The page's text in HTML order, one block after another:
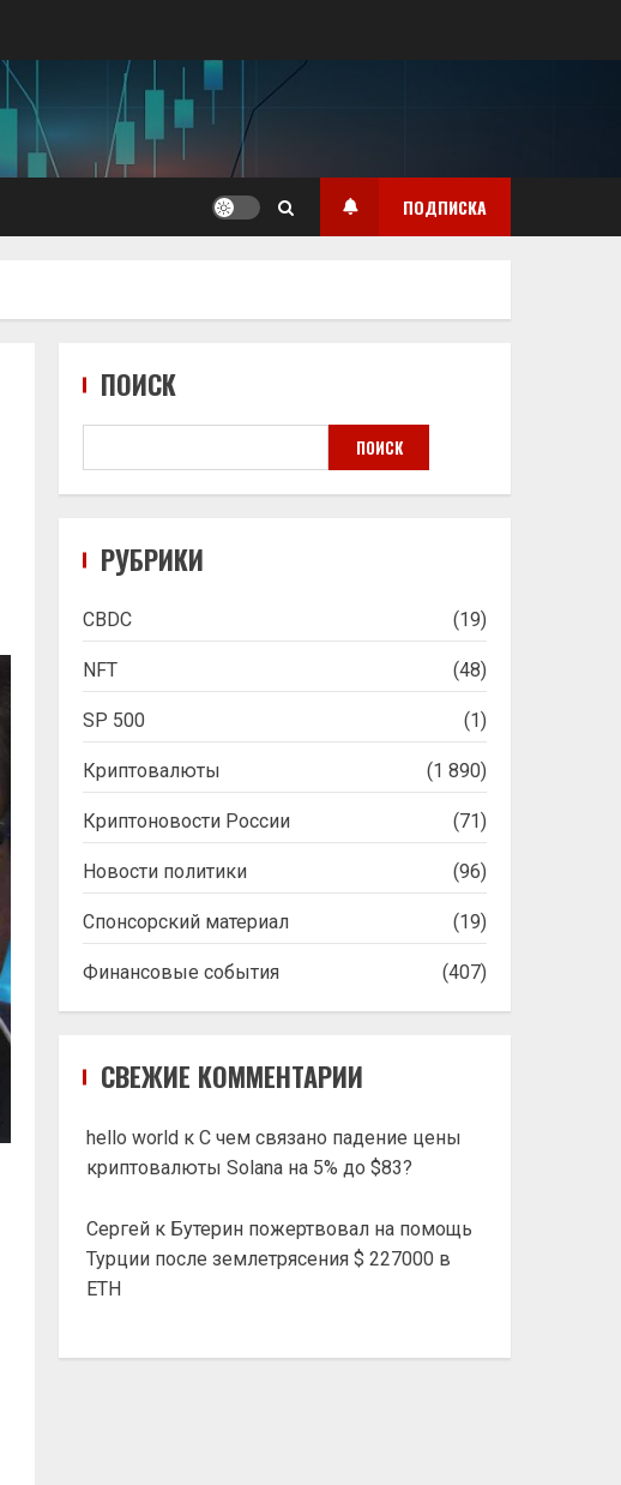
ПОДПИСКА
ПОИСК
ПОИСК
РУБРИКИ
CBDC (19)
NFT (48)
SP 500 (1)
Криптовалюты (1 890)
Криптоновости России (71)
Новости политики (96)
Спонсорский материал (19)
Финансовые события (407)
СВЕЖИЕ КОММЕНТАРИИ
hello world кС чем связано падение цены
криптовалюты Solana на 5% до $83?
Сергей к Бутерин пожертвовал на помощь
Турции после землетрясения $ 227000 в
ETH